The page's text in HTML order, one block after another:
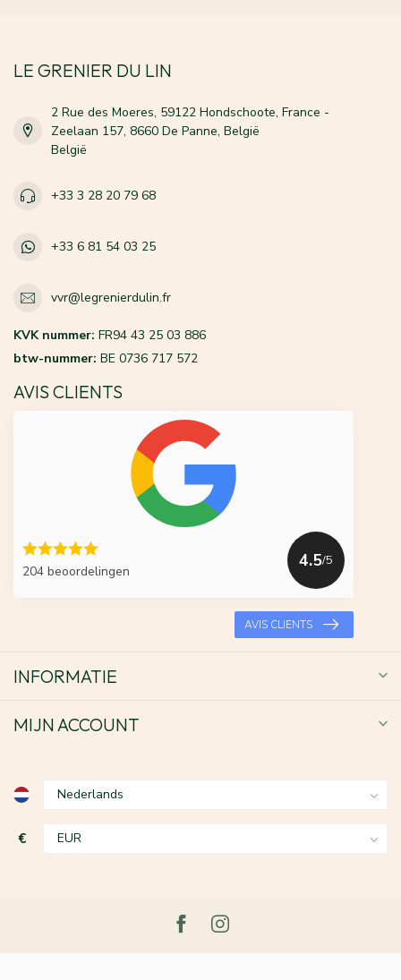
LE GRENIER DU LIN
2 Rue des Moeres, 59122 Hondschoote, France -
Zeelaan 157, 8660 De Panne, België
België
+33 3 28 20 79 68
+33 6 81 54 03 25
vvr@legrenierdulin.fr
KVK nummer: FR94 43 25 03 886
btw-nummer: BE 0736 717 572
AVIS CLIENTS
204 beoordelingen
4.5/5
AVIS CLIENTS
INFORMATIE
MIJN ACCOUNT
€